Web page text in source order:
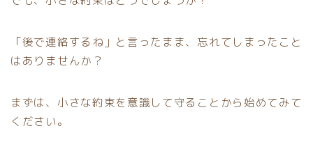
「後で連絡するね」と言ったまま、忘れてしまったこと
はありませんか？
まずは、小さな約束を意識して守ることから始めてみて
ください。